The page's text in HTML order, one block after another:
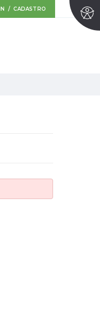
/ CADASTRO